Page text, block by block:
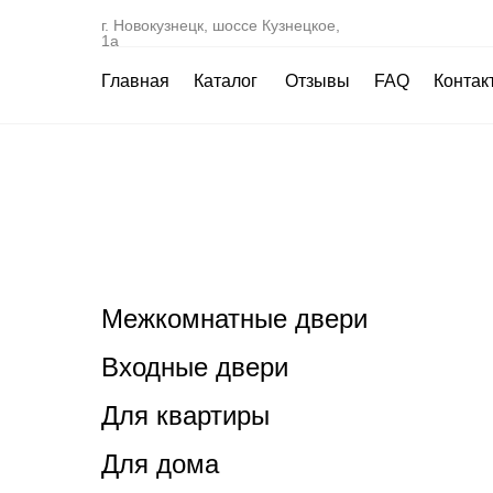
г. Новокузнецк, шоссе Кузнецкое,
1а
Главная Каталог Отзывы FAQ
Межкомнатные двери
Входные двери
Для квартиры
Для дома